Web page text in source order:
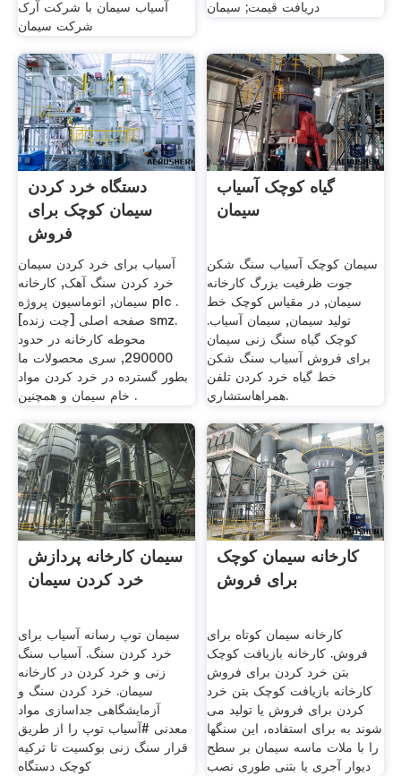
آسیاب سیمان با شرکت آرک
شرکت سیمان
دریافت قیمت; سیمان
دستگاه خرد کردن
سیمان کوچک برای
فروش
آسیاب برای خرد کردن سیمان
خرد کردن سنگ آهک, کارخانه
سیمان, اتوماسیون پروژه plc .
[چت زنده] صفحه اصلی smz.
محوطه کارخانه در حدود
290000, سری محصولات ما
بطور گسترده در خرد کردن مواد
خام سیمان و همچنین .
گیاه کوچک آسیاب
سیمان
سیمان کوچک آسیاب سنگ شکن
جوت ظرفیت بزرگ کارخانه
سیمان, در مقیاس کوچک خط
تولید سیمان, سیمان آسیاب.
کوچک گیاه سنگ زنی سیمان
برای فروش آسیاب سنگ شکن
خط گیاه خرد کردن تلفن
همراهاستشاري.
سیمان کارخانه پردازش
خرد کردن سیمان
سیمان توپ رسانه آسیاب برای
خرد کردن سنگ. آسیاب سنگ
زنی و خرد کردن در کارخانه
سیمان. خرد کردن سنگ و
آزمایشگاهی جداسازی مواد
معدنی #آسیاب توپ را از طریق
قرار سنگ زنی بوکسیت تا ترکیه
کوچک دستگاه
کارخانه سیمان کوچک
برای فروش
کارخانه سیمان کوتاه برای
فروش. کارخانه بازیافت کوچک
بتن خرد کردن برای فروش
کارخانه بازیافت کوچک بتن خرد
کردن برای فروش یا تولید می
شوند به برای استفاده، این سنگها
را با ملات ماسه سیمان بر سطح
دیوار آجری یا بتنی طوری نصب